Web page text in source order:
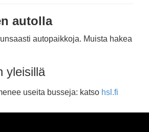
autolla
autopaikkoja. Muista hakea
yleisillä
useita busseja: katso hsl.fi